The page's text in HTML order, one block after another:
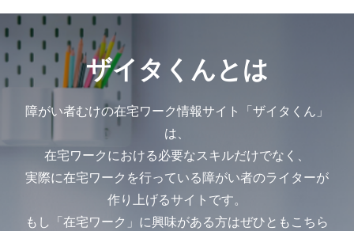
ザイタくんとは
障がい者むけの在宅ワーク情報サイト「ザイタくん」
は、
在宅ワークにおける必要なスキルだけでなく、
実際に在宅ワークを行っている障がい者のライターが
作り上げるサイトです。
もし「在宅ワーク」に興味がある方はぜひともこちら